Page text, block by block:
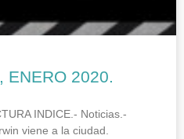
ENERO 2020.
INDICE.- Noticias.-
viene a la ciudad.